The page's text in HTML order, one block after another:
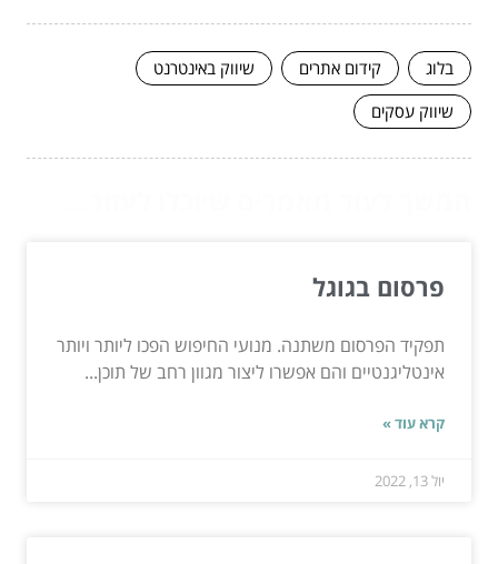
בלוג קידום אתרים
שיווק באינטרנט
שיווק עסקים
פרסום בגוגל
תפקיד הפרסום משתנה. מנועי החיפוש הפכו ליותר ויותר
אינטליגנטיים והם אפשרו ליצור מגוון רחב של תוכן...
קרא עוד »
יול 13, 2022